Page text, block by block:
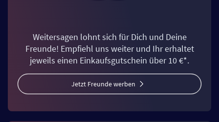
Weitersagen lohnt sich für Dich und Deine
Freunde! Empfiehl uns weiter und Ihr erhaltet
jeweils einen Einkaufsgutschein über 10 €*.
Jetzt Freunde werben